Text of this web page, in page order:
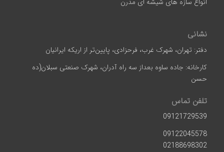
نشانی
دفتر: تهران، شهرک غرب، فرحزادی، پایین‌تر از اریکه ایرانیان
کارخانه: جاده ساوه بعداز سه راه آدران، شهرک صنعتی سبلان(ده
حسن
تلفن تماس
09121729539
09122045578
02188698302